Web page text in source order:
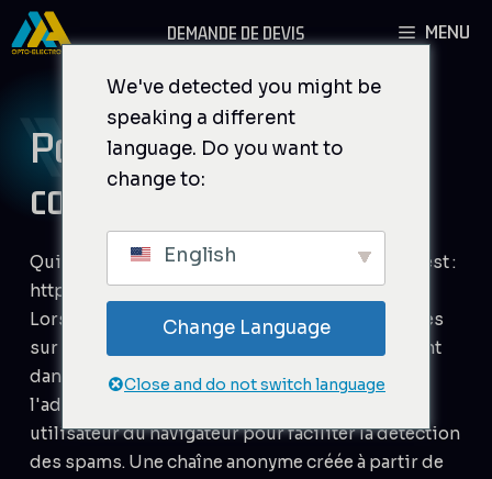
Aller
au
MENU
DEMANDE DE DEVIS
Politique de
confidentialité
Qui nous sommes L'adresse de notre site web est :
https://aaoptoelectronic.com. Commentaires
Lorsque les visiteurs laissent des commentaires
sur le site, nous recueillons les données figurant
dans le formulaire de commentaires, ainsi que
l'adresse IP du visiteur et la chaîne de l'agent
utilisateur du navigateur pour faciliter la détection
des spams. Une chaîne anonyme créée à partir de
We've detected you might be
speaking a different
language. Do you want to
change to:
English
Change Language
Close and do not switch language